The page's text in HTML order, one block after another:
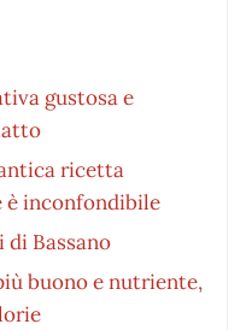
gustosa e
ricetta
è inconfondibile
di Bassano
buono e nutriente,